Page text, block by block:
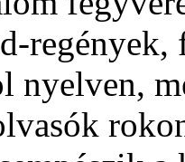
nyelven,